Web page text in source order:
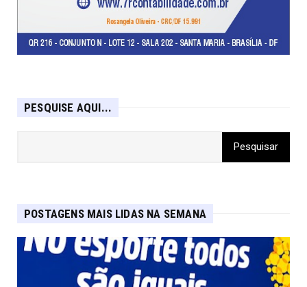
PESQUISE AQUI...
POSTAGENS MAIS LIDAS NA SEMANA